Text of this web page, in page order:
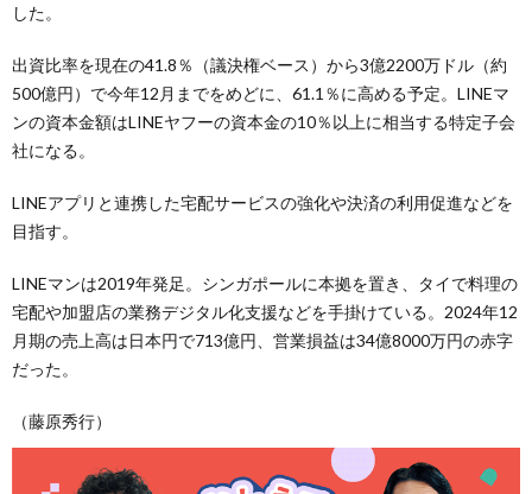
した。
出資比率を現在の41.8％（議決権ベース）から3億2200万ドル（約
500億円）で今年12月までをめどに、61.1％に高める予定。LINEマ
ンの資本金額はLINEヤフーの資本金の10％以上に相当する特定子会
社になる。
LINEアプリと連携した宅配サービスの強化や決済の利用促進などを
目指す。
LINEマンは2019年発足。シンガポールに本拠を置き、タイで料理の
宅配や加盟店の業務デジタル化支援などを手掛けている。2024年12
月期の売上高は日本円で713億円、営業損益は34億8000万円の赤字
だった。
（藤原秀行）